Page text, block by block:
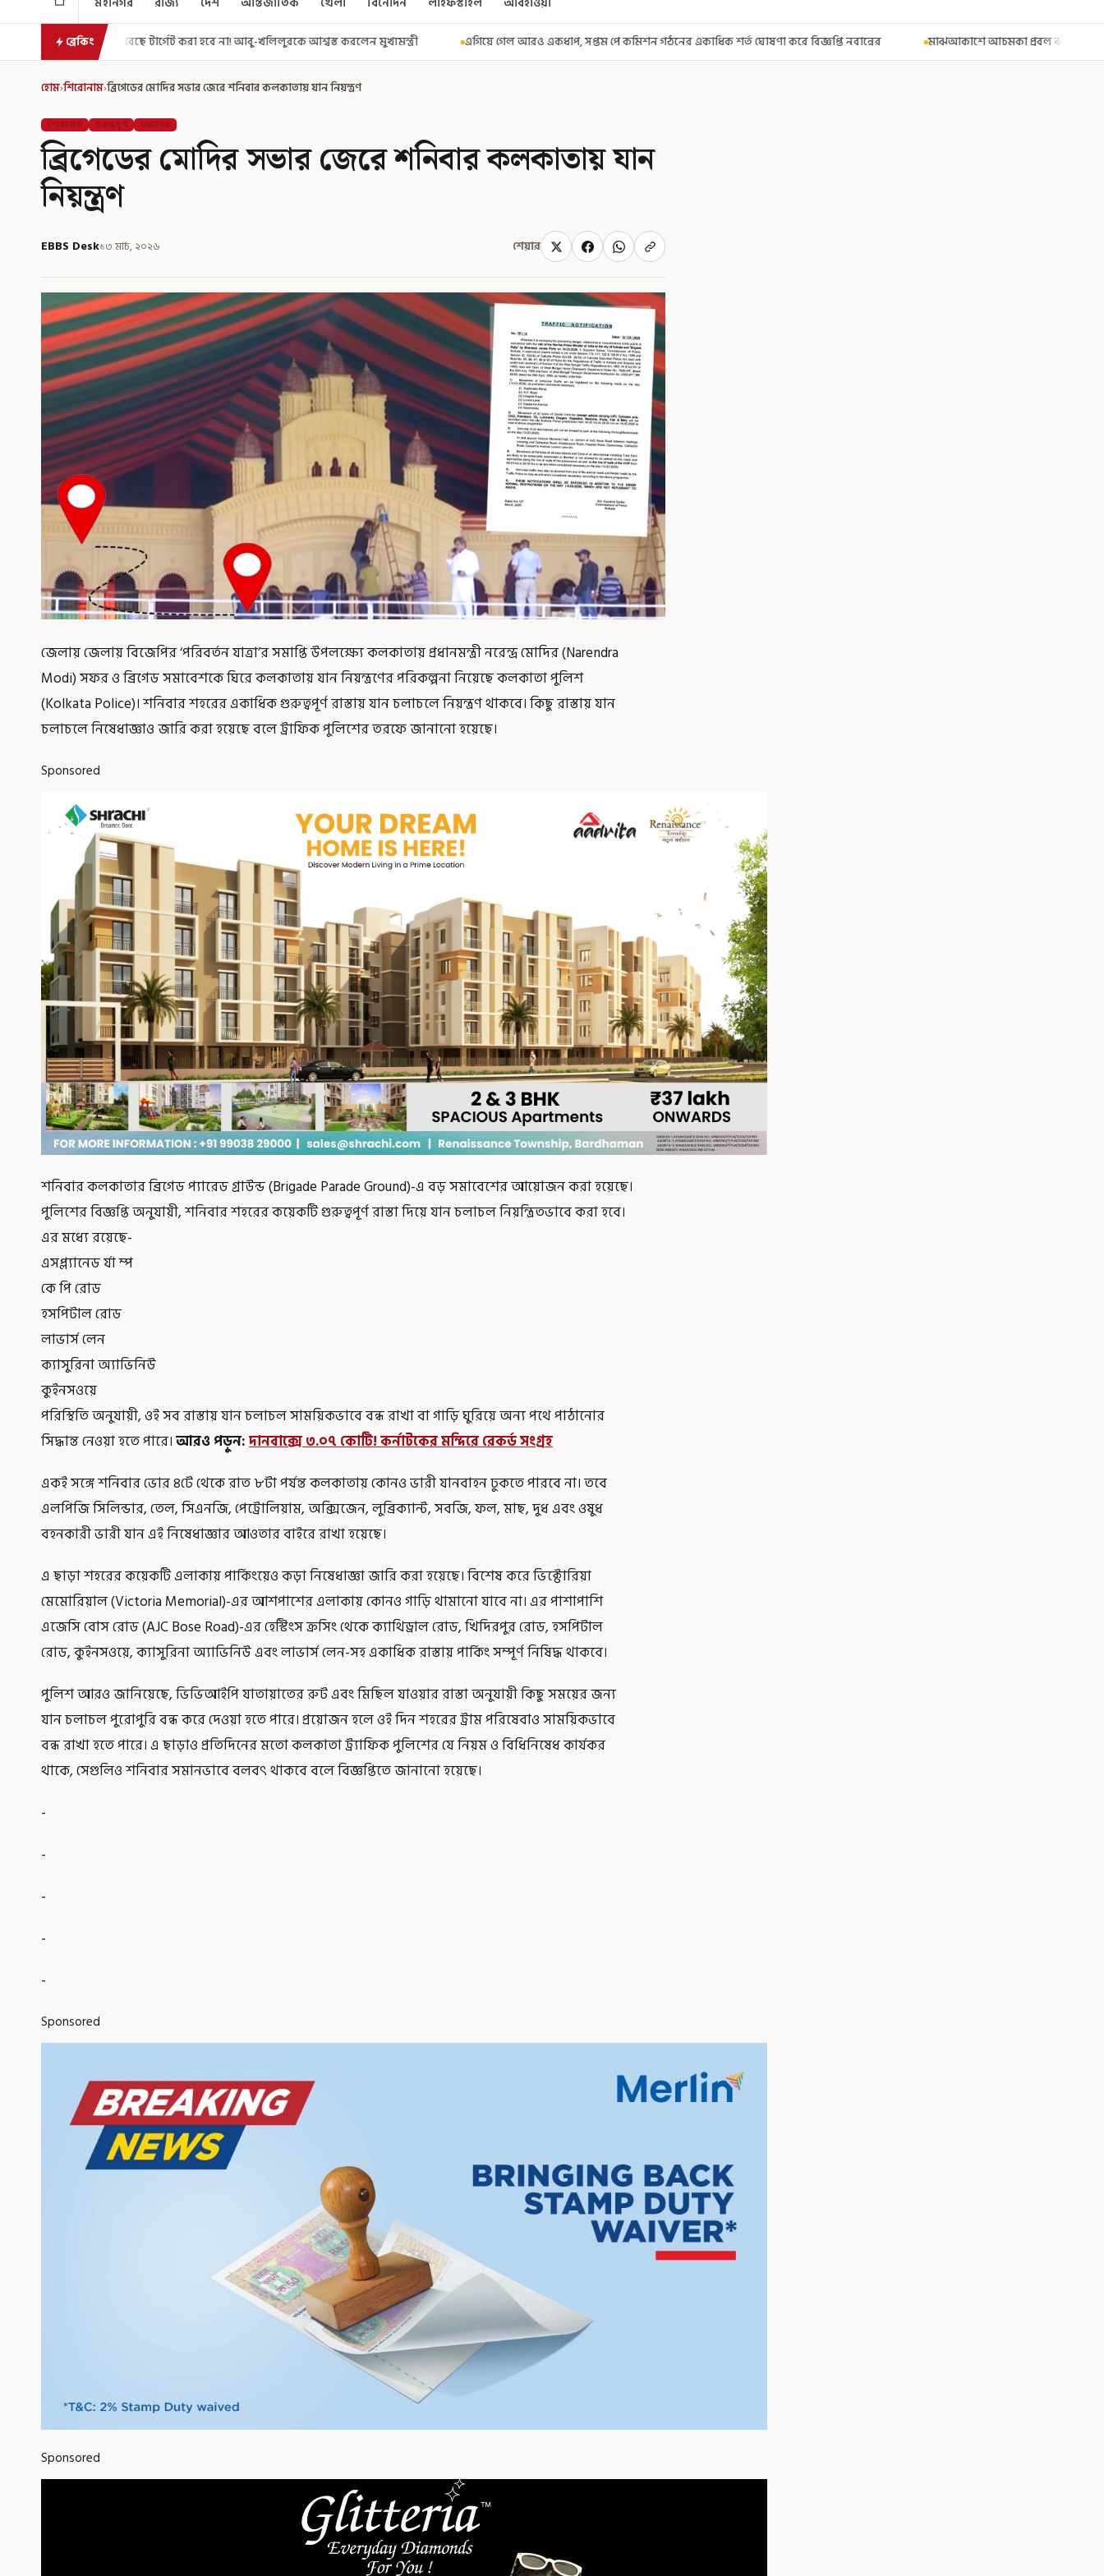
ব্রেকিং
টার্গেট করা হবে না! আবু-খলিলুরকে আশ্বস্ত করলেন মুখ্যমন্ত্রী এগিয়ে গেল আরও একধাপ, সপ্তম পে কমিশন গঠনের একাধিক শর্ত ঘোষণা করে বিজ্ঞপ্তি নবান্নের মাঝআকাশে আচমকা প্রবল ঝাঁকুনি! এয়ার ইন্ডিয়ার উড়ানে আতঙ্ক
হোম›শিরোনাম›ব্রিগেডের মোদির সভার জেরে শনিবার কলকাতায় যান নিয়ন্ত্রণ
শিরোনাম গুরুত্বপূর্ণ মহানগর
ব্রিগেডের মোদির সভার জেরে শনিবার কলকাতায় যান
নিয়ন্ত্রণ
EBBS Desk১৩ মার্চ, ২০২৬ শেয়ার
জেলায় জেলায় বিজেপির ‘পরিবর্তন যাত্রা’র সমাপ্তি উপলক্ষ্যে কলকাতায় প্রধানমন্ত্রী নরেন্দ্র মোদির (Narendra
Modi) সফর ও ব্রিগেড সমাবেশকে ঘিরে কলকাতায় যান নিয়ন্ত্রণের পরিকল্পনা নিয়েছে কলকাতা পুলিশ
(Kolkata Police)। শনিবার শহরের একাধিক গুরুত্বপূর্ণ রাস্তায় যান চলাচলে নিয়ন্ত্রণ থাকবে। কিছু রাস্তায় যান
চলাচলে নিষেধাজ্ঞাও জারি করা হয়েছে বলে ট্রাফিক পুলিশের তরফে জানানো হয়েছে।
Sponsored
শনিবার কলকাতার ব্রিগেড প্যারেড গ্রাউন্ড (Brigade Parade Ground)-এ বড় সমাবেশের আয়োজন করা হয়েছে।
পুলিশের বিজ্ঞপ্তি অনুযায়ী, শনিবার শহরের কয়েকটি গুরুত্বপূর্ণ রাস্তা দিয়ে যান চলাচল নিয়ন্ত্রিতভাবে করা হবে।
এর মধ্যে রয়েছে-
এসপ্ল্যানেড র্যা ম্প
কে পি রোড
হসপিটাল রোড
লাভার্স লেন
ক্যাসুরিনা অ্যাভিনিউ
কুইনসওয়ে
পরিস্থিতি অনুযায়ী, ওই সব রাস্তায় যান চলাচল সাময়িকভাবে বন্ধ রাখা বা গাড়ি ঘুরিয়ে অন্য পথে পাঠানোর
সিদ্ধান্ত নেওয়া হতে পারে।আরও পড়ুন:দানবাক্সে ৩.০৭ কোটি! কর্নাটকের মন্দিরে রেকর্ড সংগ্রহ
একই সঙ্গে শনিবার ভোর ৪টে থেকে রাত ৮টা পর্যন্ত কলকাতায় কোনও ভারী যানবাহন ঢুকতে পারবে না। তবে
এলপিজি সিলিন্ডার, তেল, সিএনজি, পেট্রোলিয়াম, অক্সিজেন, লুব্রিক্যান্ট, সবজি, ফল, মাছ, দুধ এবং ওষুধ
বহনকারী ভারী যান এই নিষেধাজ্ঞার আওতার বাইরে রাখা হয়েছে।
এ ছাড়া শহরের কয়েকটি এলাকায় পার্কিংয়েও কড়া নিষেধাজ্ঞা জারি করা হয়েছে। বিশেষ করে ভিক্টোরিয়া
মেমোরিয়াল (Victoria Memorial)-এর আশপাশের এলাকায় কোনও গাড়ি থামানো যাবে না। এর পাশাপাশি
এজেসি বোস রোড (AJC Bose Road)-এর হেস্টিংস ক্রসিং থেকে ক্যাথিড্রাল রোড, খিদিরপুর রোড, হসপিটাল
রোড, কুইনসওয়ে, ক্যাসুরিনা অ্যাভিনিউ এবং লাভার্স লেন-সহ একাধিক রাস্তায় পার্কিং সম্পূর্ণ নিষিদ্ধ থাকবে।
পুলিশ আরও জানিয়েছে, ভিভিআইপি যাতায়াতের রুট এবং মিছিল যাওয়ার রাস্তা অনুযায়ী কিছু সময়ের জন্য
যান চলাচল পুরোপুরি বন্ধ করে দেওয়া হতে পারে। প্রয়োজন হলে ওই দিন শহরের ট্রাম পরিষেবাও সাময়িকভাবে
বন্ধ রাখা হতে পারে। এ ছাড়াও প্রতিদিনের মতো কলকাতা ট্র্যাফিক পুলিশের যে নিয়ম ও বিধিনিষেধ কার্যকর
থাকে, সেগুলিও শনিবার সমানভাবে বলবৎ থাকবে বলে বিজ্ঞপ্তিতে জানানো হয়েছে।
-
-
-
-
-
Sponsored
Sponsored